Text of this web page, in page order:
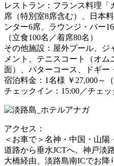
レストラン：フランス料理「
席（特別室8席含む）、日本
ンター6席、ラウンジ・バー
（立食100名／着席80名）
その他施設：屋外プール、ジ
メント、テニスコート（オム
面）、パターコース、ドギー
宿泊料金：1名様 ￥27,000～
チェックイン：15:00／チェ
アクセス：
＜お車で＞名神・中国・山
道路から垂水JCTへ。神戸淡
大橋経由、淡路島南ICでお降